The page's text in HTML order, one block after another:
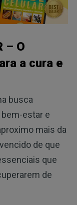
– O
a cura e
busca
estar e
mais da
de que
que
de